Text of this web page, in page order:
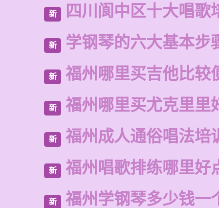
新 四川阆中区十大唱歌
新 学钢琴的六大基本步
新 福州哪里买吉他比较
新 福州哪里买尤克里里
新 福州成人通俗唱法培
新 福州唱歌排练哪里好
新 福州学钢琴多少钱一